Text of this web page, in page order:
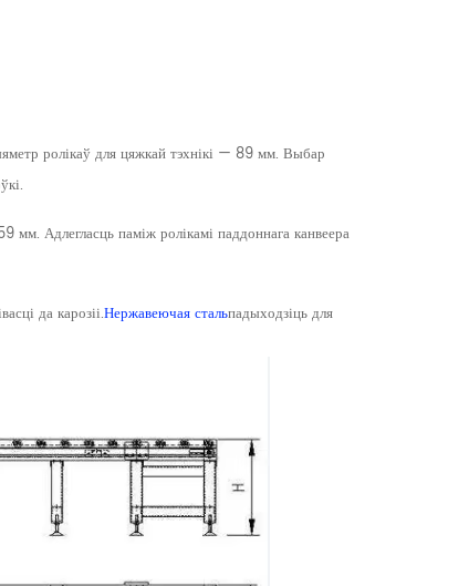
ролікаў для цяжкай тэхнікі — 89 мм. Выбар
мм. Адлегласць паміж ролікамі паддоннага канвеера
да карозіі.Нержавеючая стальпадыходзіць для